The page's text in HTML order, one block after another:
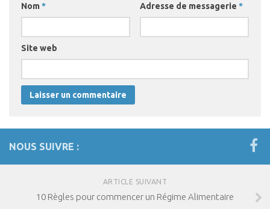
Nom * Adresse de messagerie *
Site web
NOUS SUIVRE :
ARTICLE SUIVANT
10 Règles pour commencer un Régime Alimentaire